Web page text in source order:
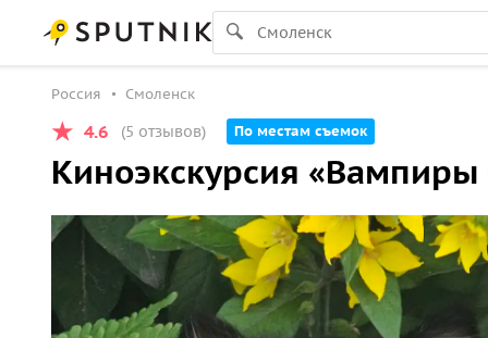
Россия Смоленск
4.6 (5 отзывов) По местам съемок
Киноэкскурсия